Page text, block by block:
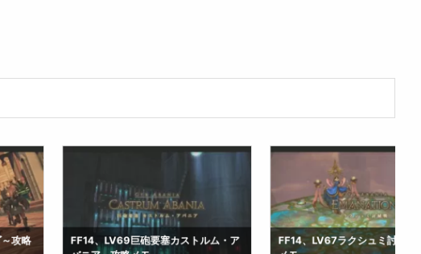
FF14、LV69巨砲要塞カストルム・ア FF14、LV67ラクシュミ討滅戦～攻略